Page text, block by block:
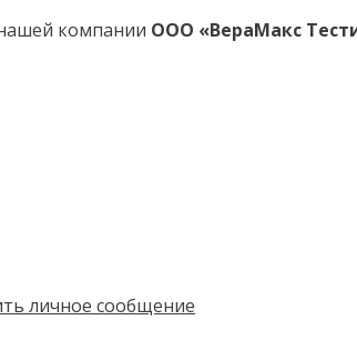
компании ООО «ВераМакс